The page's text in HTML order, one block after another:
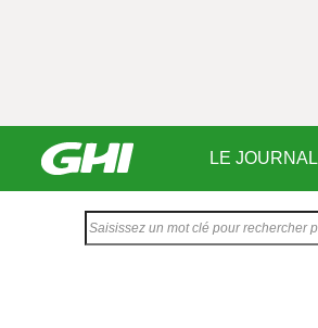
LE JOURNAL